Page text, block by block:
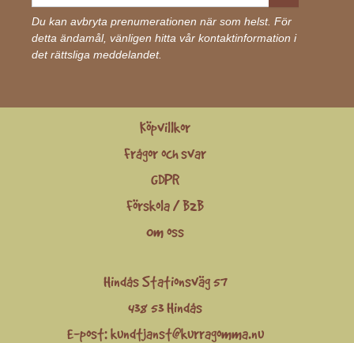
Du kan avbryta prenumerationen när som helst. För
detta ändamål, vänligen hitta vår kontaktinformation i
det rättsliga meddelandet.
Köpvillkor
Frågor och svar
GDPR
Förskola / B2B
Om oss
Hindås Stationsväg 57
438 53 Hindås
E-post:kundtjanst@kurragomma.nu